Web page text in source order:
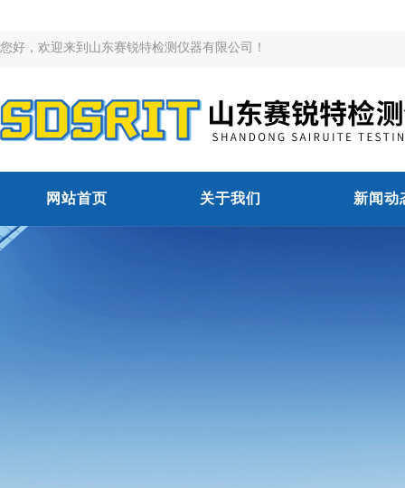
您好，欢迎来到山东赛锐特检测仪器有限公司！
网站首页 关于我们 新闻动